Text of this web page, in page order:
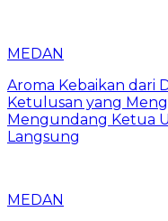
MEDAN
Aroma Kebaikan dari
Ketulusan yang
Mengundang Ketua
Langsung
MEDAN